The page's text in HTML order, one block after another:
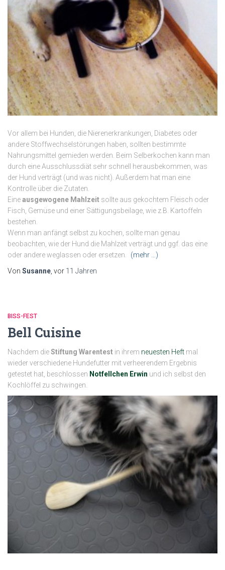
Vor allem bei Hunden, die Nierenerkrankungen, Diabetes oder
andere Stoffwechselstörungen haben, sollten bestimmte
Nahrungsmittel gemieden werden. Beim Selberkochen kann man
durch eine Ausschlussdiät sehr schnell herausbekommen, was
der Hund verträgt (und was nicht). Außerdem hat man eine
Kontrolle über die Zutaten.
Eineausgewogene Mahlzeit sollte aus gekochtem Fleisch oder
Fisch, Gemüse und einer Sättigungsbeilage, wie z.B. Kartoffeln
bestehen.
Wenn man anfängt selbst zu kochen, sollte man genau
beobachten, wie der Hund die Mahlzeit verträgt und ggf. das eine
oder andere weglassen oder ersetzen.
(mehr …)
Von Susanne, vor 11 Jahren
BISS-FEST
Bell Cuisine
Nachdem dieStiftung Warentest in ihrem neuesten Heft mal
wieder verschiedene Hundefutter mit verheerendem Ergebnis
getestet hat, beschlossen Notfellchen Erwin und ich selbst den
Kochlöffel zu schwingen.